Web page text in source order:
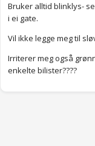
Bruker alltid blinklys-
i ei gate.
Vil ikke legge meg til
Irriterer meg også
enkelte bilister????